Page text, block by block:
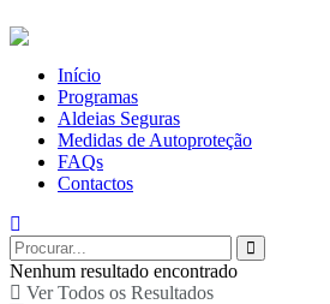
Início
Programas
Aldeias Seguras
Medidas de Autoproteção
FAQs
Contactos
Nenhum resultado encontrado
Ver Todos os Resultados